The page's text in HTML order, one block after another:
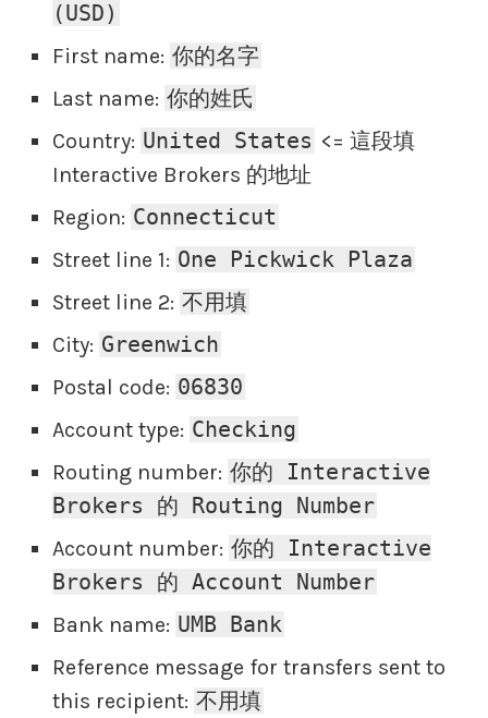
(USD)
First name: 你的名字
Last name: 你的姓氏
Country: United States <= 這段填
Interactive Brokers 的地址
Region: Connecticut
Street line 1: One Pickwick Plaza
Street line 2: 不用填
City: Greenwich
Postal code: 06830
Account type: Checking
Routing number: 你的 Interactive
Brokers 的 Routing Number
Account number: 你的 Interactive
Brokers 的 Account Number
Bank name: UMB Bank
Reference message for transfers sent to
this recipient: 不用填